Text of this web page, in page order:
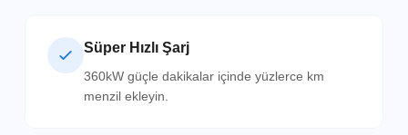
Süper Hızlı Şarj
360kW güçle dakikalar içinde yüzlerce km
menzil ekleyin.